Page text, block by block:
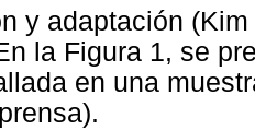
y adaptación
la Figura 1, se
en una